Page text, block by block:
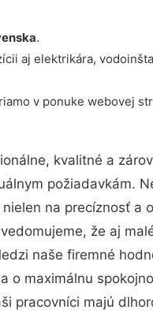
.
aj elektrikára,
v ponuke webovej
kvalitné a
požiadavkám.
na precíznosť a
že aj
naše firemné
o maximálnu
pracovníci majú